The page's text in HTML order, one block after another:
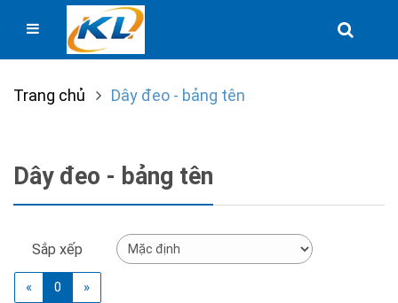
Trang chủ Dây đeo - bảng tên
Dây đeo - bảng tên
Sắp xếp
« 0 (current)
»